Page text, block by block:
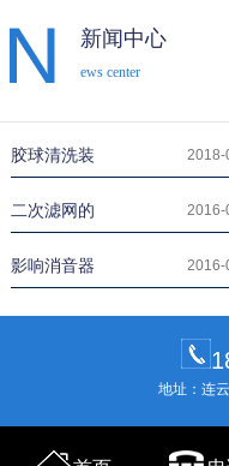
新闻中心
ews center
胶球清洗装 2018-
二次滤网的 2016-
影响消音器 2016-
地址：连